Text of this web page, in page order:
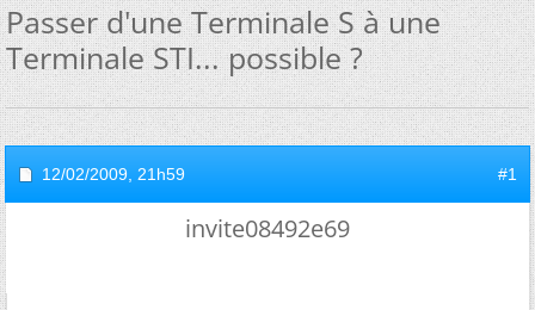
Passer d'une Terminale S à une
Terminale STI... possible ?
12/02/2009, 21h59 #1
invite08492e69